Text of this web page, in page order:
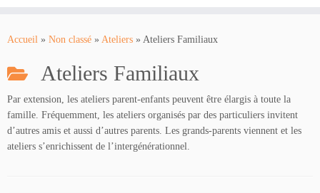
Accueil » Non classé » Ateliers » Ateliers Familiaux
Ateliers Familiaux
Par extension, les ateliers parent-enfants peuvent être élargis à toute la
famille. Fréquemment, les ateliers organisés par des particuliers invitent
d’autres amis et aussi d’autres parents. Les grands-parents viennent et les
ateliers s’enrichissent de l’intergénérationnel.